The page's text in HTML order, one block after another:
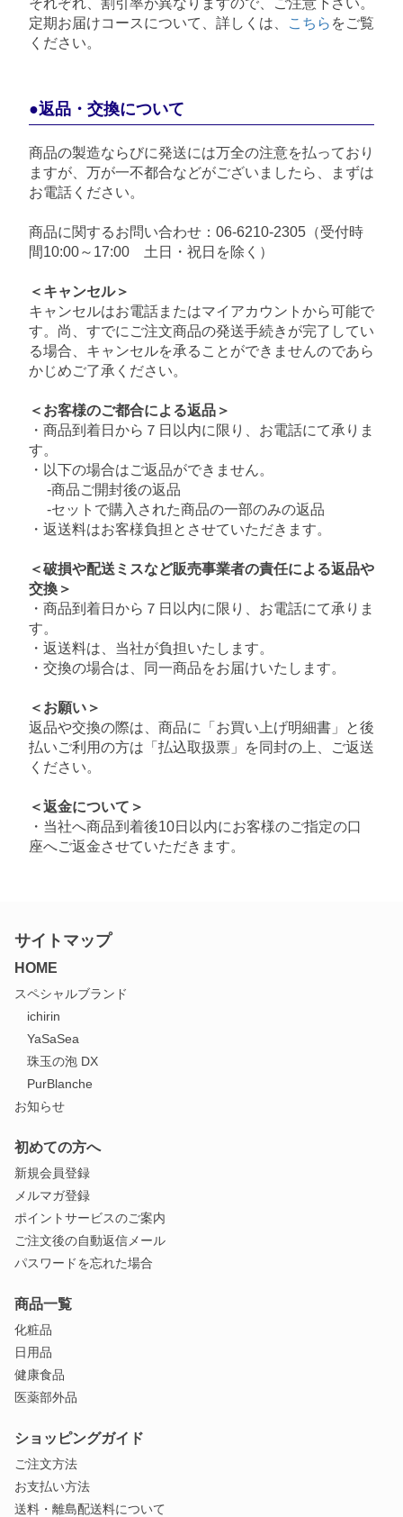
それぞれ、割引率が異なりますので、ご注意下さい。
定期お届けコースについて、詳しくは、
こちら をご覧
ください。
●返品・交換について
商品の製造ならびに発送には万全の注意を払っており
ますが、万が一不都合などがございましたら、まずは
お電話ください。
商品に関するお問い合わせ： 06-6210-2305 （受付時
間10:00～17:00 土日・祝日を除く）
＜キャンセル＞
キャンセルはお電話またはマイアカウントから可能で
す。尚、すでにご注文商品の発送手続きが完了してい
る場合、キャンセルを承ることができませんのであら
かじめご了承ください。
＜お客様のご都合による返品＞
・商品到着日から７日以内に限り、お電話にて承りま
す。
・以下の場合はご返品ができません。
-商品ご開封後の返品
-セットで購入された商品の一部のみの返品
・返送料はお客様負担とさせていただきます。
＜破損や配送ミスなど販売事業者の責任による返品や
交換＞
・商品到着日から７日以内に限り、お電話にて承りま
す。
・返送料は、当社が負担いたします。
・交換の場合は、同一商品をお届けいたします。
＜お願い＞
返品や交換の際は、商品に「お買い上げ明細書」と後
払いご利用の方は「払込取扱票」を同封の上、ご返送
ください。
＜返金について＞
・当社へ商品到着後10日以内にお客様のご指定の口
座へご返金させていただきます。
サイトマップ
HOME
スペシャルブランド
ichirin
YaSaSea
珠玉の泡 DX
PurBlanche
お知らせ
初めての方へ
新規会員登録
メルマガ登録
ポイントサービスのご案内
ご注文後の自動返信メール
パスワードを忘れた場合
商品一覧
化粧品
日用品
健康食品
医薬部外品
ショッピングガイド
ご注文方法
お支払い方法
送料・離島配送料について